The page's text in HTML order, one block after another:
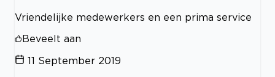
Vriendelijke medewerkers en een prima service
Beveelt aan
11 September 2019